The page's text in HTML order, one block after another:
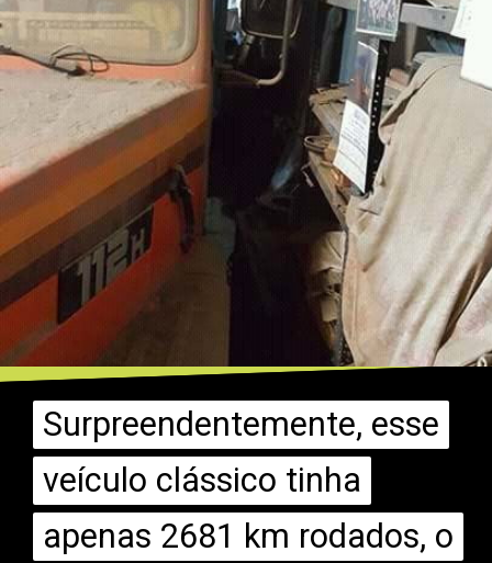
Surpreendentemente, esse
veículo clássico tinha
apenas 2681 km rodados, o
Surpreendentemente, esse
veículo clássico tinha
apenas 2681 km rodados, o